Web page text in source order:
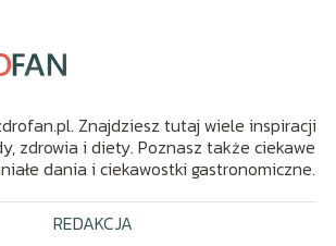
Znajdziesz tutaj wiele inspiracji
zdrowia i diety. Poznasz także ciekawe
dania i ciekawostki gastronomiczne.
REDAKCJA